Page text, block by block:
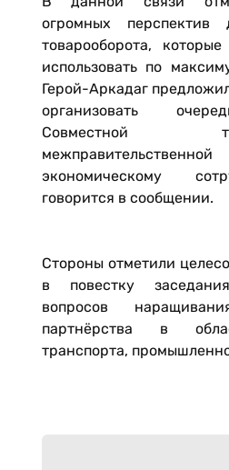
огромных перспектив
товарооборота,
использовать по
Герой-Аркадаг
организовать
Совместной
экономическому
говорится в сообщении.
Стороны отметили
в повестку
вопросов
партнёрства в
транспорта,